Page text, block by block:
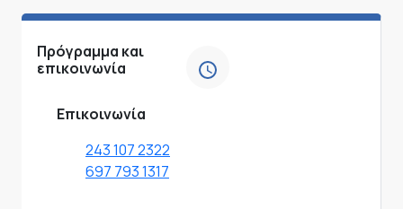
Πρόγραμμα και
επικοινωνία
Επικοινωνία
243 107 2322
697 793 1317